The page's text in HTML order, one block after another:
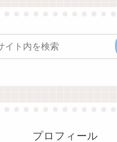
プロフィール